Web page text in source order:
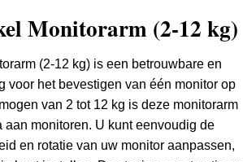
Monitorarm (2-12 kg)
(2-12 kg) is een betrouwbare en
voor het bevestigen van één monitor op
van 2 tot 12 kg is deze monitorarm
aan monitoren. U kunt eenvoudig de
en rotatie van uw monitor aanpassen,